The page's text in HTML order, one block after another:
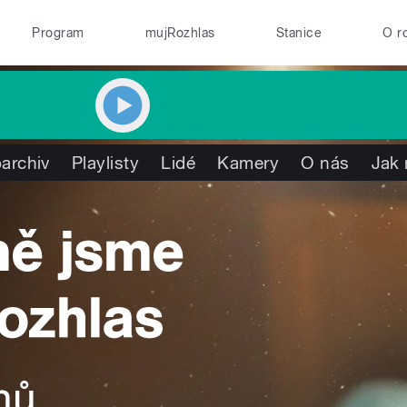
Program mujRozhlas Stanice O
Playlisty Lidé Kamery O nás Jak